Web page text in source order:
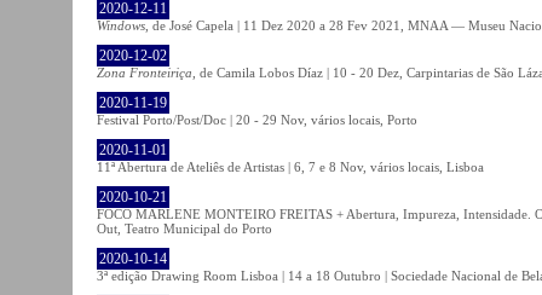
2020-12-11
Windows , de José Capela | 11 Dez 2020 a 28 Fev 2021, MNAA — Museu
2020-12-02
Zona Fronteiriça , de Camila Lobos Díaz | 10 - 20 Dez, Carpintarias de São
2020-11-19
Festival Porto/Post/Doc | 20 - 29 Nov, vários locais, Porto
2020-11-01
11ª Abertura de Ateliês de Artistas | 6, 7 e 8 Nov, vários locais, Lisboa
2020-10-21
FOCO MARLENE MONTEIRO FREITAS + Abertura, Impureza, Intensidade.
Out, Teatro Municipal do Porto
2020-10-14
3ª edição Drawing Room Lisboa | 14 a 18 Outubro | Sociedade Nacional de